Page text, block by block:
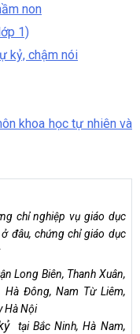
non
1)
kỷ, chậm nói
khoa học tự nhiên và
chỉ nghiệp vụ giáo dục
đâu, chứng chỉ giáo dục
Long Biên, Thanh Xuân,
Hà Đông, Nam Từ Liêm,
Hà Nội
tại Bắc Ninh, Hà Nam,